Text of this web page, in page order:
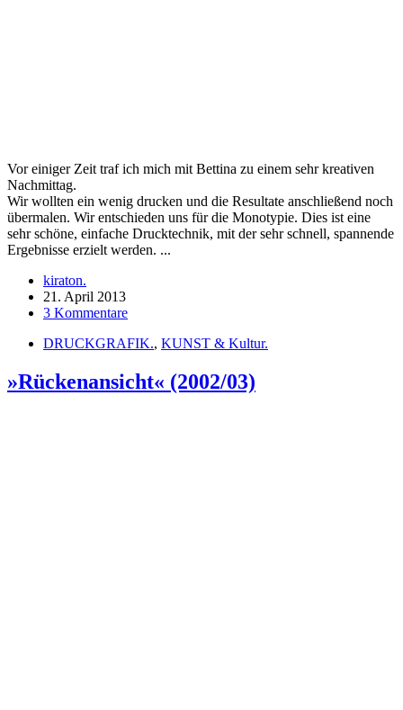
Vor einiger Zeit traf ich mich mit Bettina zu einem sehr kreativen
Nachmittag.
Wir wollten ein wenig drucken und die Resultate anschließend noch
übermalen. Wir entschieden uns für die Monotypie. Dies ist eine
sehr schöne, einfache Drucktechnik, mit der sehr schnell, spannende
Ergebnisse erzielt werden. ...
kiraton.
21. April 2013
3 Kommentare
DRUCKGRAFIK., KUNST & Kultur.
»Rückenansicht« (2002/03)